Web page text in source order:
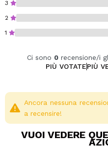
Applicatore facile da
Vegan.
3
2
1
Ci sono 0 recensione/i
PIÙ VOTATEPIÙ
Ancora nessuna
a recensire!
VUOI VEDERE